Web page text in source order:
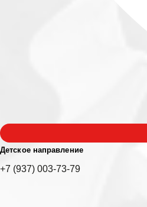
Детское направление
+7 (937) 003-73-79